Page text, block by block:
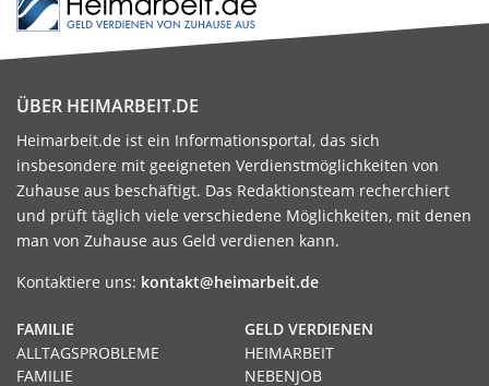
ÜBER HEIMARBEIT.DE
Heimarbeit.de ist ein Informationsportal, das sich
insbesondere mit geeigneten Verdienstmöglichkeiten von
Zuhause aus beschäftigt. Das Redaktionsteam recherchiert
und prüft täglich viele verschiedene Möglichkeiten, mit denen
man von Zuhause aus Geld verdienen kann.
Kontaktiere uns: kontakt@heimarbeit.de
GELD VERDIENEN
HEIMARBEIT
NEBENJOB
FAMILIE
ALLTAGSPROBLEME
FAMILIE